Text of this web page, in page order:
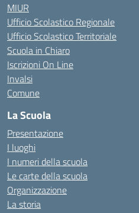
MIUR
Ufficio Scolastico Regionale
Ufficio Scolastico Territoriale
Scuola in Chiaro
Iscrizioni On Line
Invalsi
Comune
La Scuola
Presentazione
I luoghi
I numeri della scuola
Le carte della scuola
Organizzazione
La storia